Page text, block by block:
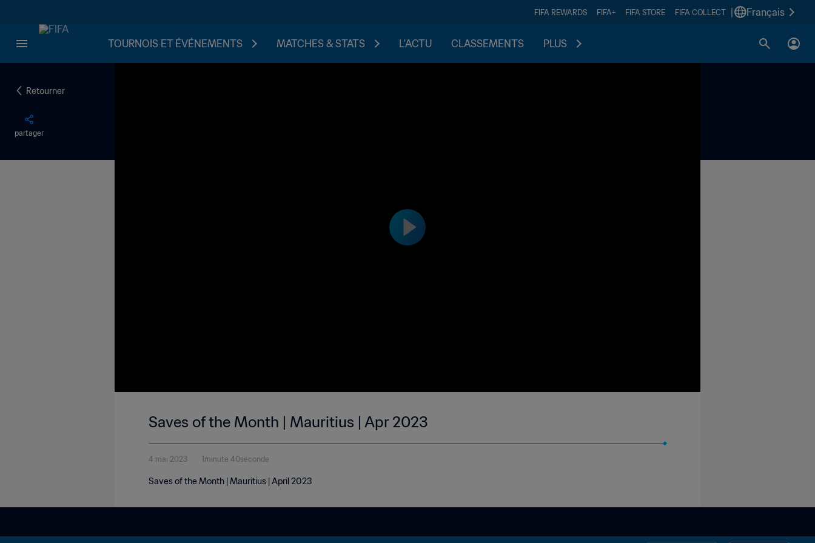
FIFA REWARDS FIFA+ FIFA STORE FIFA COLLECT Français
TOURNOIS ET ÉVÉNEMENTS MATCHES & STATS L'ACTU CLASSEMENTS PLUS
Retourner
partager
Saves of the Month | Mauritius | Apr 2023
4 mai 2023 1minute 40seconde
Saves of the Month | Mauritius | April 2023